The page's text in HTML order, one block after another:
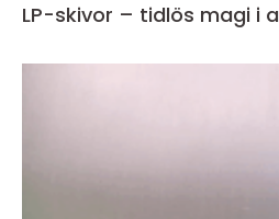
LP-skivor – tidlös magi i